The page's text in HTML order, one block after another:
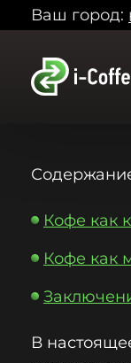
Ваш город:
Кофе как
Кофе как
В